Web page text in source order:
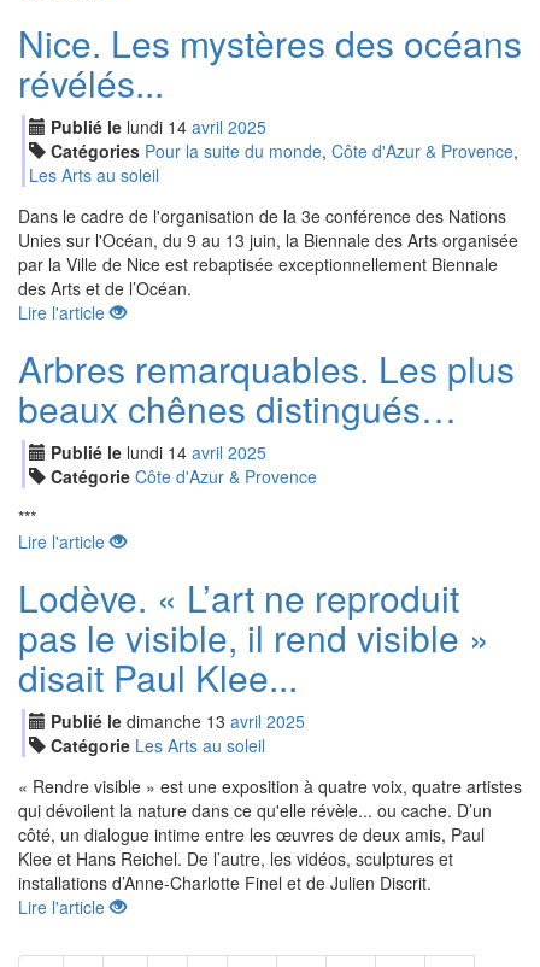
Nice. Les mystères des océans
révélés...
Publié le lundi 14 avril 2025
Catégories Pour la suite du monde, Côte d'Azur & Provence,
Les Arts au soleil
Dans le cadre de l'organisation de la 3e conférence des Nations
Unies sur l'Océan, du 9 au 13 juin, la Biennale des Arts organisée
par la Ville de Nice est rebaptisée exceptionnellement Biennale
des Arts et de l’Océan.
Lire l'article
Arbres remarquables. Les plus
beaux chênes distingués…
Publié le lundi 14 avril 2025
Catégorie Côte d'Azur & Provence
***
Lire l'article
Lodève. « L’art ne reproduit
pas le visible, il rend visible »
disait Paul Klee...
Publié le dimanche 13 avril 2025
Catégorie Les Arts au soleil
« Rendre visible » est une exposition à quatre voix, quatre artistes
qui dévoilent la nature dans ce qu'elle révèle... ou cache. D’un
côté, un dialogue intime entre les œuvres de deux amis, Paul
Klee et Hans Reichel. De l’autre, les vidéos, sculptures et
installations d’Anne-Charlotte Finel et de Julien Discrit.
Lire l'article